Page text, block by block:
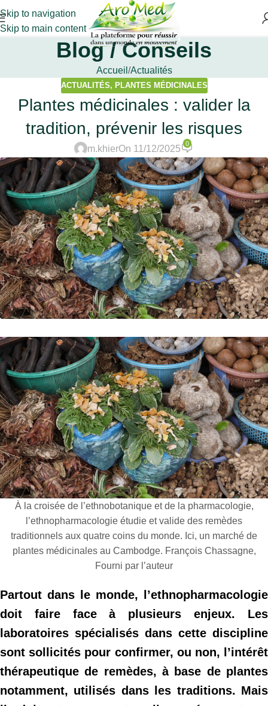
Skip to navigation
Skip to main content
Blog / Conseils
Accueil Actualités
ACTUALITÉS, PLANTES MÉDICINALES
Plantes médicinales : valider la
tradition, prévenir les risques
m.khierOn 11/12/2025
0
À la croisée de l’ethnobotanique et de la pharmacologie,
l’ethnopharmacologie étudie et valide des remèdes
traditionnels aux quatre coins du monde. Ici, un marché de
plantes médicinales au Cambodge. François Chassagne,
Fourni par l’auteur
Partout dans le monde, l’ethnopharmacologie
doit faire face à plusieurs enjeux. Les
laboratoires spécialisés dans cette discipline
sont sollicités pour confirmer, ou non, l’intérêt
thérapeutique de remèdes, à base de plantes
notamment, utilisés dans les traditions. Mais